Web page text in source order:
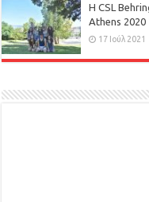
H CSL
Athens 2020
17 Ιούλ 2021